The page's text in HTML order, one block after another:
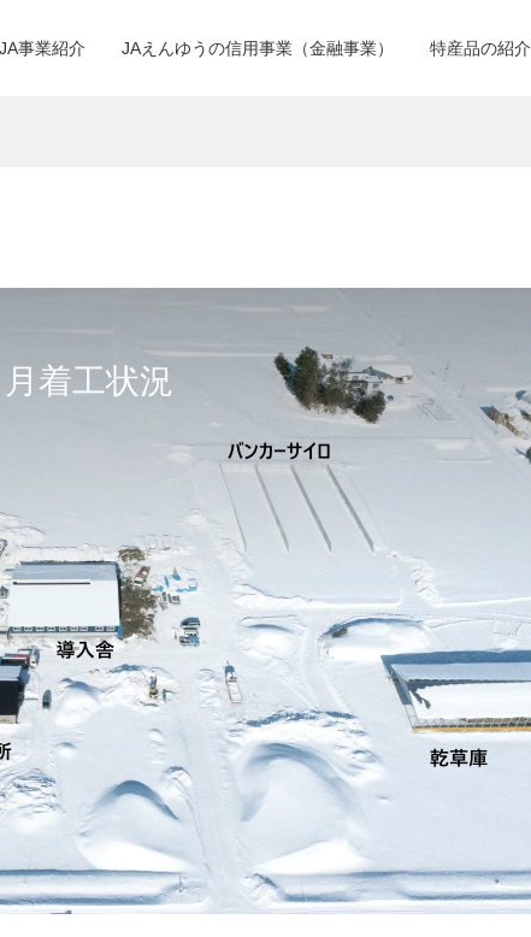
JA事業紹介 JAえんゆうの信用事業（金融事業） 特産品の紹介
着工状況